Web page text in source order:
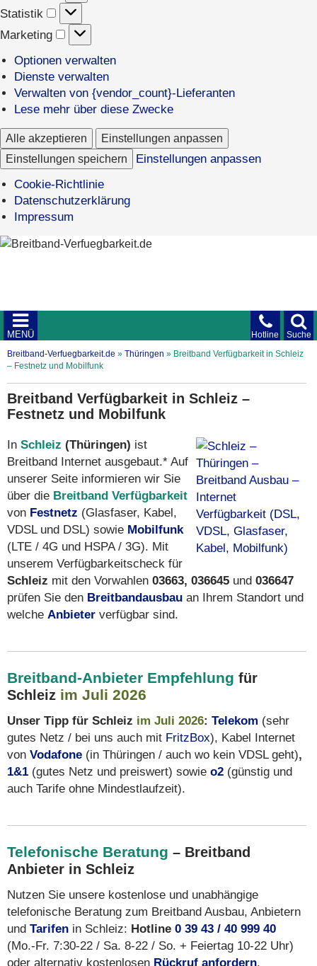
Statistik
Statistik
Marketing
Marketing
Optionen verwalten
Dienste verwalten
Verwalten von {vendor_count}-Lieferanten
Lese mehr über diese Zwecke
Alle akzeptieren
Einstellungen anpassen
Einstellungen speichern
Einstellungen anpassen
Cookie-Richtlinie
Datenschutzerklärung
Impressum
Suche
Hotline
MENÜ
Breitband-Verfuegbarkeit.de » Thüringen » Breitband Verfügbarkeit in Schleiz
– Festnetz und Mobilfunk
Breitband Verfügbarkeit in Schleiz –
Festnetz und Mobilfunk
In Schleiz (Thüringen) ist
Breitband Internet ausgebaut.* Auf
unserer Seite informieren wir Sie
über die Breitband Verfügbarkeit
von Festnetz (Glasfaser, Kabel,
VDSL und DSL) sowie Mobilfunk
(LTE / 4G und HSPA / 3G). Mit
unserem Verfügbarkeitscheck für
Schleiz mit den Vorwahlen 03663, 036645 und 036647
prüfen Sie den Breitbandausbau an Ihrem Standort und
welche Anbieter verfügbar sind.
Breitband-Anbieter Empfehlung für
Schleiz im Juli 2026
Unser Tipp für Schleiz im Juli 2026: Telekom (sehr
gutes Netz / bei uns auch mit FritzBox), Kabel Internet
von Vodafone (in Thüringen / auch wo kein VDSL geht),
1&1 (gutes Netz und preiswert) sowie o2 (günstig und
auch Tarife ohne Mindestlaufzeit).
Telefonische Beratung – Breitband
Anbieter in Schleiz
Nutzen Sie unsere kostenlose und unabhängige
telefonische Beratung zum Breitband Ausbau, Anbietern
und Tarifen in Schleiz: Hotline 0 39 43 / 40 999 40
(Mo.-Fr. 7:30-22 / Sa. 8-22 / So. + Feiertag 10-22 Uhr)
oder alternativ kostenlosen Rückruf anfordern.